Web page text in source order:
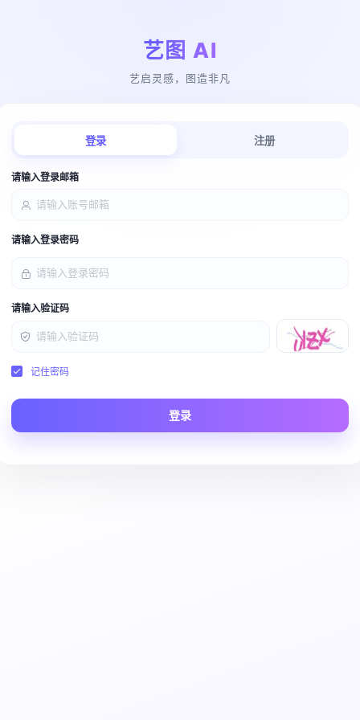
艺图 AI
艺启灵感，图造非凡
登录 注册
请输入登录邮箱
请输入登录密码
请输入验证码
记住密码
登录